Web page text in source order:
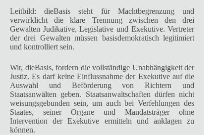
Leitbild: dieBasis steht für Machtbegrenzung und
verwirklicht die klare Trennung zwischen den drei
Gewalten Judikative, Legislative und Exekutive. Vertreter
der drei Gewalten müssen basisdemokratisch legitimiert
und kontrolliert sein.
Wir, dieBasis, fordern die vollständige Unabhängigkeit der
Justiz. Es darf keine Einflussnahme der Exekutive auf die
Auswahl und Beförderung von Richtern und
Staatsanwälten geben. Staatsanwaltschaften dürfen nicht
weisungsgebunden sein, um auch bei Verfehlungen des
Staates, seiner Organe und Mandatsträger ohne
Intervention der Exekutive ermitteln und anklagen zu
können.